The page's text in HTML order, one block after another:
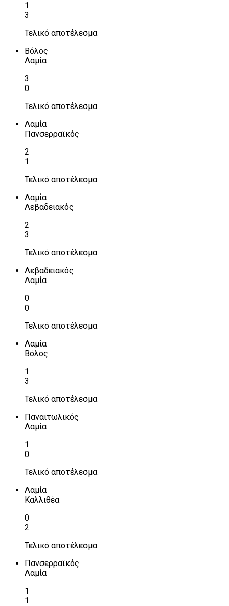
1
3
Τελικό αποτέλεσμα
Βόλος
Λαμία
3
0
Τελικό αποτέλεσμα
Λαμία
Πανσερραϊκός
2
1
Τελικό αποτέλεσμα
Λαμία
Λεβαδειακός
2
3
Τελικό αποτέλεσμα
Λεβαδειακός
Λαμία
0
0
Τελικό αποτέλεσμα
Λαμία
Βόλος
1
3
Τελικό αποτέλεσμα
Παναιτωλικός
Λαμία
1
0
Τελικό αποτέλεσμα
Λαμία
Καλλιθέα
0
2
Τελικό αποτέλεσμα
Πανσερραϊκός
Λαμία
1
1